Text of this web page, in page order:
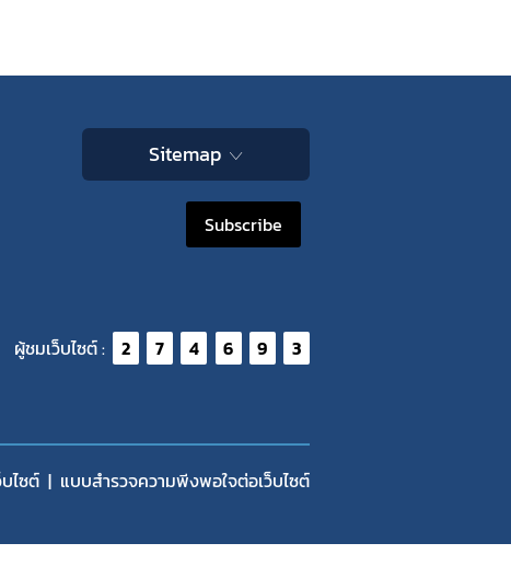
Sitemap
Subscribe
ผู้ชมเว็บไซต์ : 2 7 4 6 9 3
ไซต์ แบบสำรวจความพีงพอใจต่อเว็บไซต์